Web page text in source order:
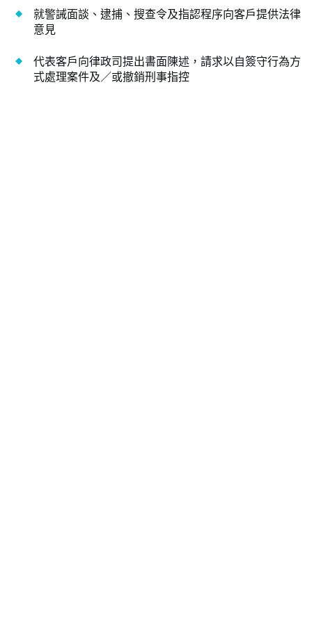
就警誡面談、逮捕、搜查令及指認程序向客戶提供法律
意見
代表客戶向律政司提出書面陳述，請求以自簽守行為方
式處理案件及／或撤銷刑事指控